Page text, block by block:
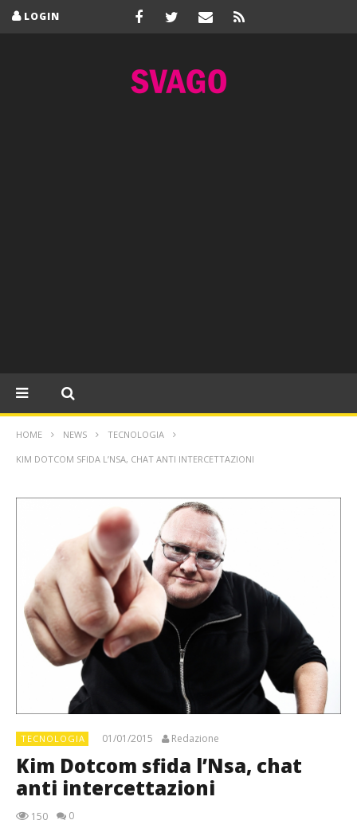
LOGIN
HOME NEWS TECNOLOGIA
KIM DOTCOM SFIDA L’NSA, CHAT ANTI INTERCETTAZIONI
TECNOLOGIA 01/01/2015 Redazione
Kim Dotcom sfida l’Nsa, chat
anti intercettazioni
150 0